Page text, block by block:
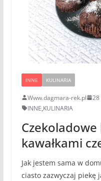
INNE KULINARIA
Www.dagmara-rek.pl 28
INNE,KULINARIA
Czekoladowe
kawałkami
Jak jestem sama w
ciasto zazwyczaj piekę